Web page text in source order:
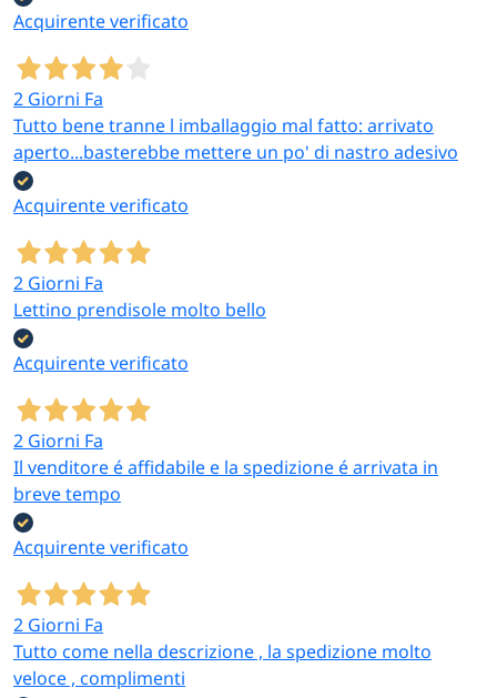
Acquirente verificato
2 Giorni Fa
Tutto bene tranne l imballaggio mal fatto: arrivato
aperto...basterebbe mettere un po' di nastro adesivo
Acquirente verificato
2 Giorni Fa
Lettino prendisole molto bello
Acquirente verificato
2 Giorni Fa
Il venditore é affidabile e la spedizione é arrivata in
breve tempo
Acquirente verificato
2 Giorni Fa
Tutto come nella descrizione , la spedizione molto
veloce , complimenti